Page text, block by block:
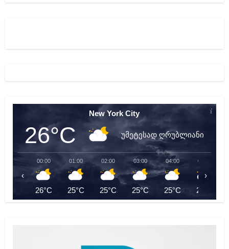
New York City
26°C უმეტესად ღრუბლიანი
00:00
26°C
01:00
25°C
02:00
25°C
03:00
25°C
04:00
25°C
05:00
24°C
‹ ›